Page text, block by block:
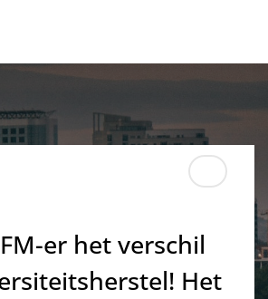
er het verschil
Het